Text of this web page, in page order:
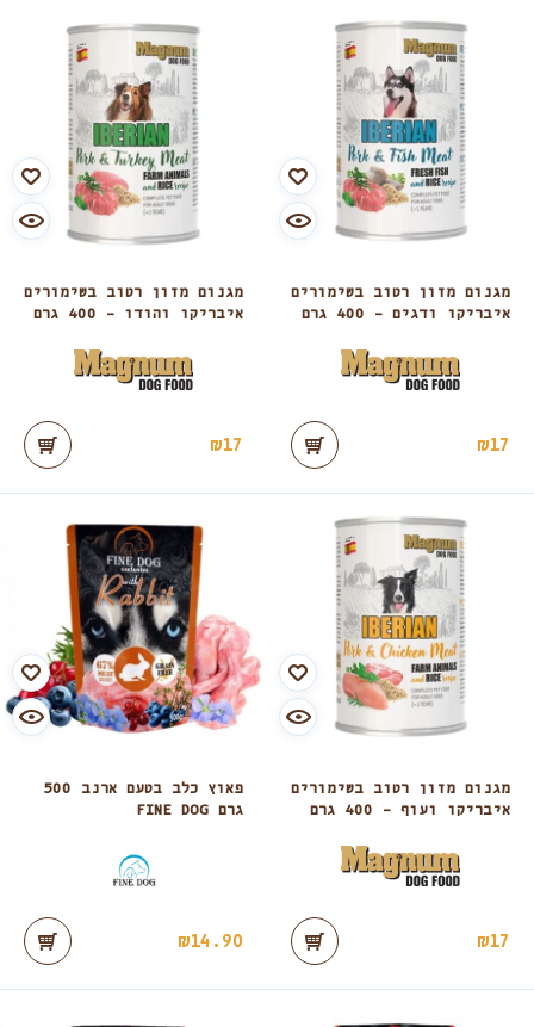
מגנום מזון רטוב בשימורים
איבריקו ודגים – 400 גרם
₪17
מגנום מזון רטוב בשימורים
איבריקו והודו – 400 גרם
₪17
מגנום מזון רטוב בשימורים
איבריקו ועוף – 400 גרם
₪17
פאוץ כלב בטעם ארנב 500
גרם FINE DOG
₪14.90